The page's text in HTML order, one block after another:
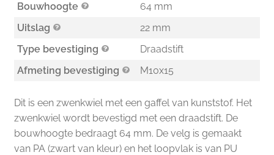
Dit is een zwenkwiel met een gaffel van kunststof. Het
zwenkwiel wordt bevestigd met een draadstift. De
bouwhoogte bedraagt 64 mm. De velg is gemaakt
van PA (zwart van kleur) en het loopvlak is van PU
Bouwhoogte
64 mm
Uitslag
22 mm
Type bevestiging
Draadstift
Afmeting bevestiging
M10x15